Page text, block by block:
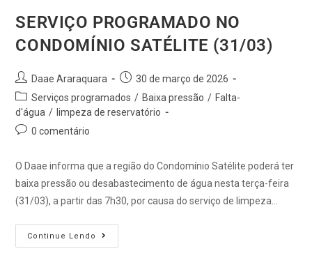
SERVIÇO PROGRAMADO NO
CONDOMÍNIO SATÉLITE (31/03)
Daae Araraquara
30 de março de 2026
Serviços programados / Baixa pressão / Falta-
d'água / limpeza de reservatório
0 comentário
O Daae informa que a região do Condomínio Satélite poderá ter
baixa pressão ou desabastecimento de água nesta terça-feira
(31/03), a partir das 7h30, por causa do serviço de limpeza…
Continue Lendo